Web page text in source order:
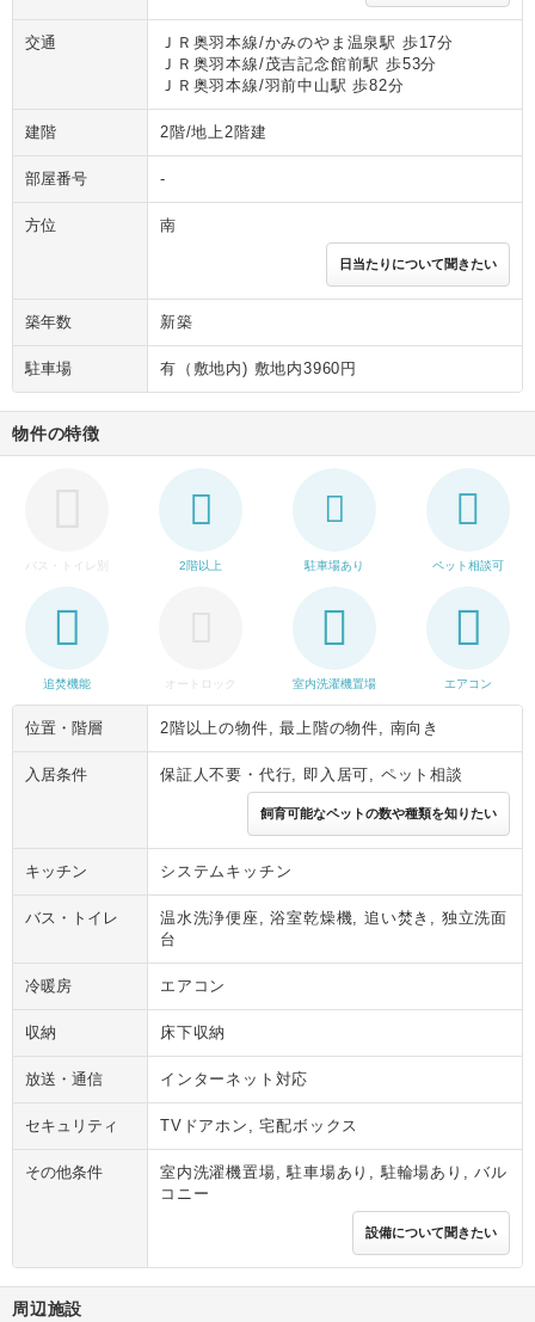
交通
ＪＲ奥羽本線/かみのやま温泉駅 歩17分
ＪＲ奥羽本線/茂吉記念館前駅 歩53分
ＪＲ奥羽本線/羽前中山駅 歩82分
建階 2階/地上2階建
部屋番号 -
方位 南
日当たりについて聞きたい
築年数 新築
駐車場 有（敷地内) 敷地内3960円
物件の特徴
バス・トイレ別 2階以上 駐車場あり ペット相談可
追焚機能 オートロック 室内洗濯機置場 エアコン
位置・階層 2階以上の物件, 最上階の物件, 南向き
入居条件 保証人不要・代行, 即入居可, ペット相談
飼育可能なペットの数や種類を知りたい
キッチン システムキッチン
バス・トイレ
温水洗浄便座, 浴室乾燥機, 追い焚き, 独立洗面
台
冷暖房 エアコン
収納 床下収納
放送・通信 インターネット対応
セキュリティ TVドアホン, 宅配ボックス
その他条件
室内洗濯機置場, 駐車場あり, 駐輪場あり, バル
コニー
設備について聞きたい
周辺施設